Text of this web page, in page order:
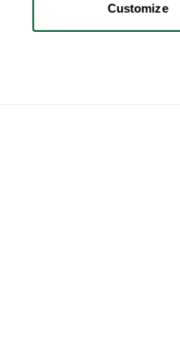
Customize